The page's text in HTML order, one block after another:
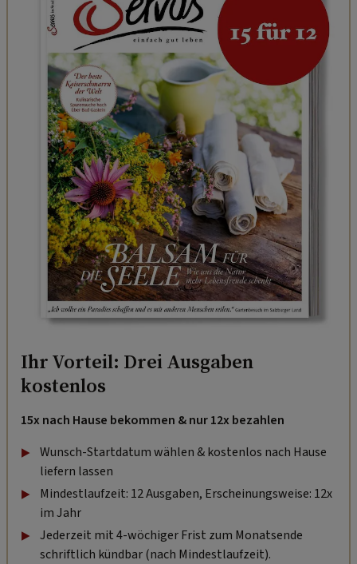
Ihr Vorteil: Drei Ausgaben
kostenlos
15x nach Hause bekommen & nur 12x bezahlen
Wunsch-Startdatum wählen & kostenlos nach Hause
liefern lassen
Mindestlaufzeit: 12 Ausgaben, Erscheinungsweise: 12x
im Jahr
Jederzeit mit 4-wöchiger Frist zum Monatsende
schriftlich kündbar (nach Mindestlaufzeit).